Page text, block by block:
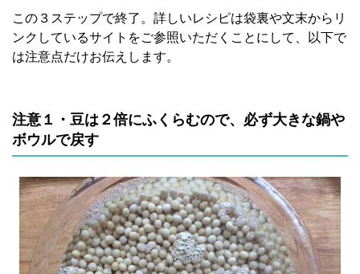
この３ステップで終了。詳しいレシピは袋裏や文末からリ
ンクしているサイトをご参照いただくことにして、以下で
は注意点だけお伝えします。
注意１・豆は２倍にふくらむので、必ず大きな鍋や
ボウルで戻す